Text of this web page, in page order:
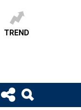
TREND